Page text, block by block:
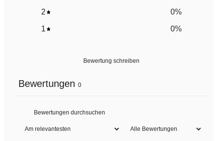
2 0%
1 0%
Bewertung schreiben
Bewertungen 0